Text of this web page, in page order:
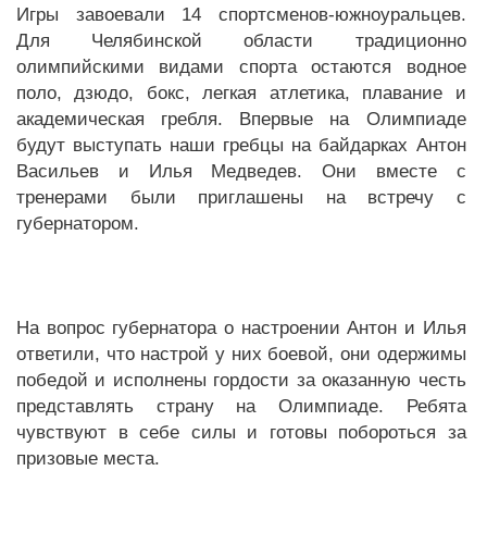
Игры завоевали 14 спортсменов-южноуральцев.
Для Челябинской области традиционно
олимпийскими видами спорта остаются водное
поло, дзюдо, бокс, легкая атлетика, плавание и
академическая гребля. Впервые на Олимпиаде
будут выступать наши гребцы на байдарках Антон
Васильев и Илья Медведев. Они вместе с
тренерами были приглашены на встречу с
губернатором.
На вопрос губернатора о настроении Антон и Илья
ответили, что настрой у них боевой, они одержимы
победой и исполнены гордости за оказанную честь
представлять страну на Олимпиаде. Ребята
чувствуют в себе силы и готовы побороться за
призовые места.